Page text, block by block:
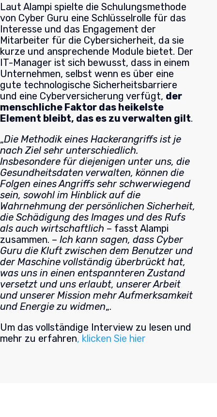
Laut Alampi spielte die Schulungsmethode
von Cyber Guru eine Schlüsselrolle für das
Interesse und das Engagement der
Mitarbeiter für die Cybersicherheit, da sie
kurze und ansprechende Module bietet. Der
IT-Manager ist sich bewusst, dass in einem
Unternehmen, selbst wenn es über eine
gute technologische Sicherheitsbarriere
und eine Cyberversicherung verfügt, der
menschliche Faktor das heikelste
Element bleibt, das es zu verwalten gilt.
„Die Methodik eines Hackerangriffs ist je
nach Ziel sehr unterschiedlich.
Insbesondere für diejenigen unter uns, die
Gesundheitsdaten verwalten, können die
Folgen eines Angriffs sehr schwerwiegend
sein, sowohl im Hinblick auf die
Wahrnehmung der persönlichen Sicherheit,
die Schädigung des Images und des Rufs
als auch wirtschaftlich – fasst Alampi
zusammen. – Ich kann sagen, dass Cyber
Guru die Kluft zwischen dem Benutzer und
der Maschine vollständig überbrückt hat,
was uns in einen entspannteren Zustand
versetzt und uns erlaubt, unserer Arbeit
und unserer Mission mehr Aufmerksamkeit
und Energie zu widmen„.
Um das vollständige Interview zu lesen und
mehr zu erfahren, klicken Sie hier